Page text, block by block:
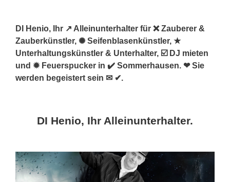
DI Henio, Ihr ↗️ Alleinunterhalter für ❌ Zauberer &
Zauberkünstler, ✺ Seifenblasenkünstler, ★
Unterhaltungskünstler & Unterhalter, ☑️ DJ mieten
und ✹ Feuerspucker in ✔️ Sommerhausen. ❤ Sie
werden begeistert sein ✉ ✔.
DI Henio, Ihr Alleinunterhalter.